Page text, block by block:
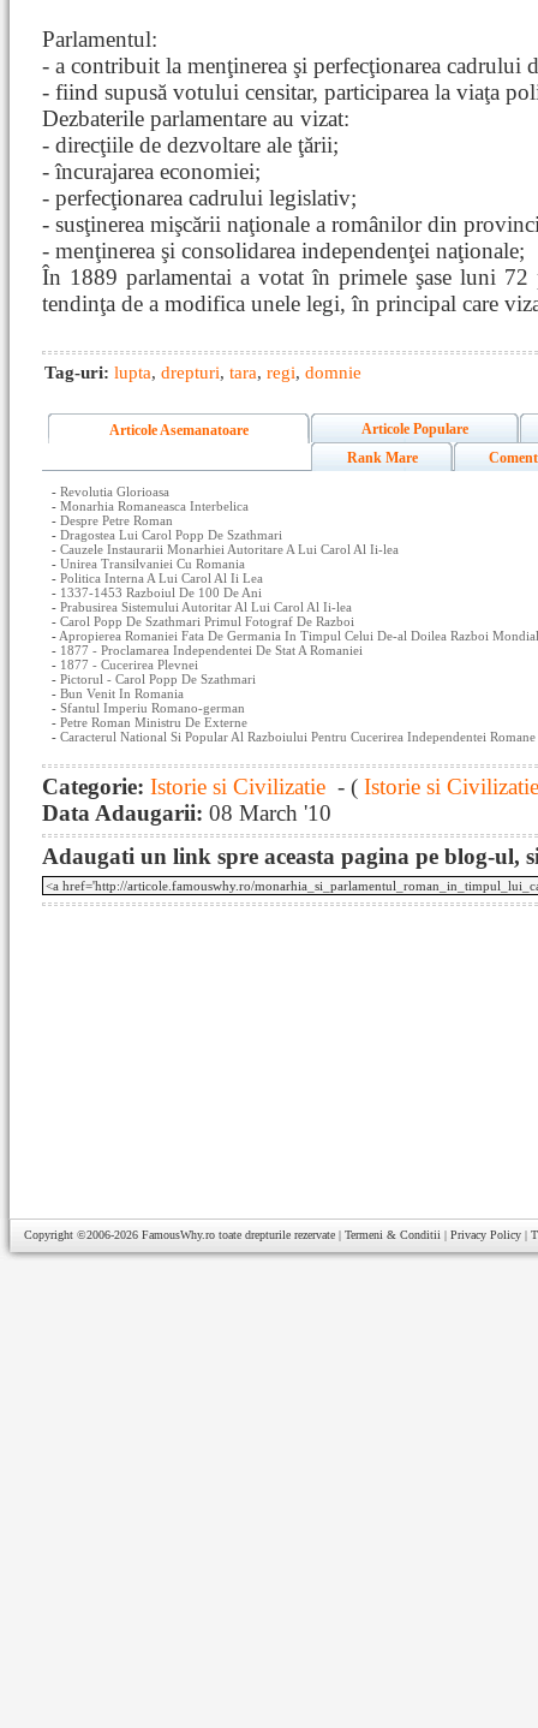
Parlamentul:
- a contribuit la menţinerea şi perfecţionarea cadrului
- fiind supusă votului censitar, participarea la viaţa
Dezbaterile parlamentare au vizat:
- direcţiile de dezvoltare ale ţării;
- încurajarea economiei;
- perfecţionarea cadrului legislativ;
- susţinerea mişcării naţionale a românilor din
- menţinerea şi consolidarea independenţei naţionale;
În 1889 parlamentai a votat în primele şase luni 72
tendinţa de a modifica unele legi, în principal care
Tag-uri: lupta, drepturi, tara, regi, domnie
Articole Asemanatoare
Articole Populare
Rank Mare
- Revolutia Glorioasa
- Monarhia Romaneasca Interbelica
- Despre Petre Roman
- Dragostea Lui Carol Popp De Szathmari
- Cauzele Instaurarii Monarhiei Autoritare A Lui Carol Al Ii-lea
- Unirea Transilvaniei Cu Romania
- Politica Interna A Lui Carol Al Ii Lea
- 1337-1453 Razboiul De 100 De Ani
- Prabusirea Sistemului Autoritar Al Lui Carol Al Ii-lea
- Carol Popp De Szathmari Primul Fotograf De Razboi
- Apropierea Romaniei Fata De Germania In Timpul Celui De-al Doilea Razboi Mondial
- 1877 - Proclamarea Independentei De Stat A Romaniei
- 1877 - Cucerirea Plevnei
- Pictorul - Carol Popp De Szathmari
- Bun Venit In Romania
- Sfantul Imperiu Romano-german
- Petre Roman Ministru De Externe
- Caracterul National Si Popular Al Razboiului Pentru Cucerirea Independentei Romane
Categorie: Istorie si Civilizatie - ( Istorie si
Data Adaugarii: 08 March '10
Adaugati un link spre aceasta pagina pe blog-ul,
Copyright ©2006-2026 FamousWhy.ro toate drepturile rezervate | Termeni & Conditii | Privacy Policy |